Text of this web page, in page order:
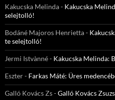
Kakucska Melinda- Kakucska
selejtolló!
Bodáné Majoros Henrietta-
te selejtolló!
Jermi Istvànné- Kakucska Melinda:
Eszter- Farkas Máté: Üres
Galló Kovács Zs-Galló Kovács